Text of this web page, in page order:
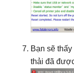
Bạn sẽ
thải đã